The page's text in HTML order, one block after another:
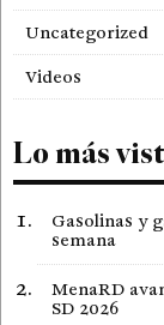
Uncategorized
Videos
Lo más
Gasolinas y
semana
MenaRD
SD 2026